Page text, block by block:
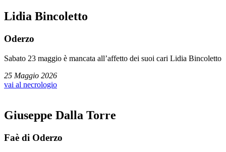
Lidia Bincoletto
Oderzo
Sabato 23 maggio è mancata all’affetto dei suoi cari Lidia Bincoletto
25 Maggio 2026
vai al necrologio
Giuseppe Dalla Torre
Faè di Oderzo